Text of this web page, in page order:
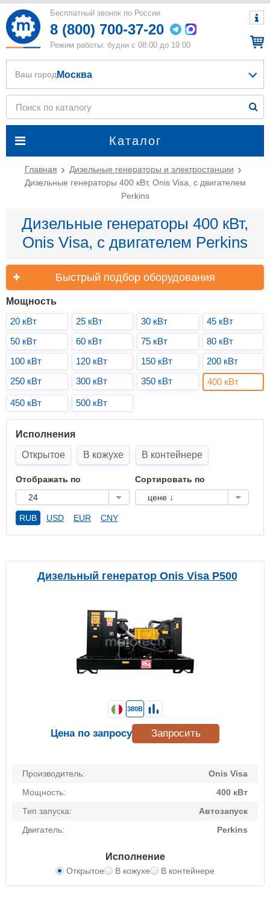
Бесплатный звонок по России
8 (800) 700-37-20
Режим работы: будни с 08:00 до 19:00
Каталог
Ваш город Москва
Главная
Дизельные генераторы и электростанции
Дизельные генераторы 400 кВт, Onis Visa, с двигателем
Perkins
Дизельные генераторы 400 кВт,
Onis Visa, с двигателем Perkins
Быстрый подбор оборудования
Мощность
20 кВт
25 кВт 30 кВт
45 кВт
50 кВт
60 кВт 75 кВт
80 кВт
100 кВт
120 кВт 150 кВт
200 кВт
250 кВт
300 кВт 350 кВт 400 кВт
450 кВт 500 кВт
Исполнения
Открытое
В кожухе В контейнере
Отображать по
24
Сортировать по
цене ↓
RUB USD EUR CNY
Дизельный генератор Onis Visa P500
Производитель:
Onis Visa
Мощность:
400 кВт
Тип запуска:
Автозапуск
Двигатель:
Perkins
Исполнение
Открытое В кожухе В контейнере
380В
Цена по запросу Запросить